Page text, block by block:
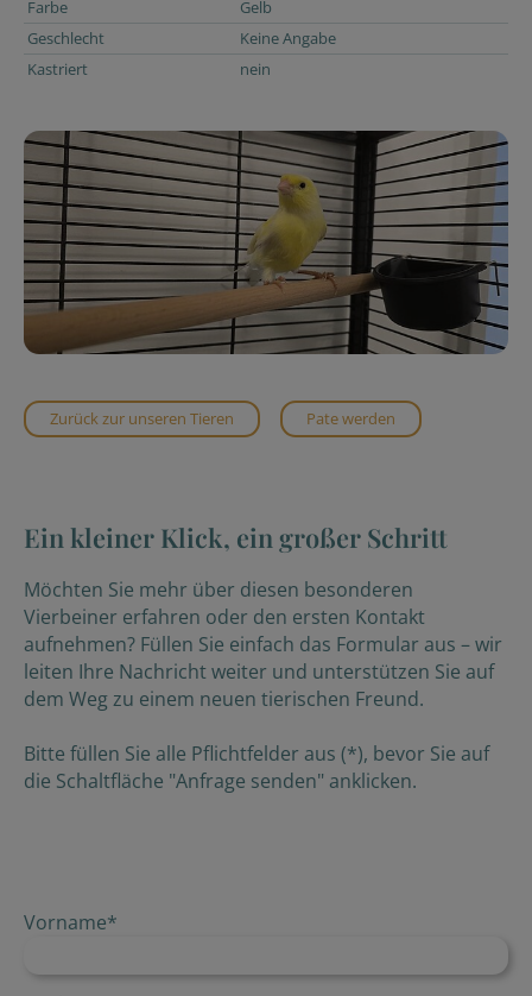
Farbe
Gelb
Geschlecht
Keine Angabe
Kastriert
nein
Zurück zur unseren Tieren Pate werden
Ein kleiner Klick, ein großer Schritt
Möchten Sie mehr über diesen besonderen
Vierbeiner erfahren oder den ersten Kontakt
aufnehmen? Füllen Sie einfach das Formular aus – wir
leiten Ihre Nachricht weiter und unterstützen Sie auf
dem Weg zu einem neuen tierischen Freund.
Bitte füllen Sie alle Pflichtfelder aus (*), bevor Sie auf
die Schaltfläche "Anfrage senden" anklicken.
Vorname*